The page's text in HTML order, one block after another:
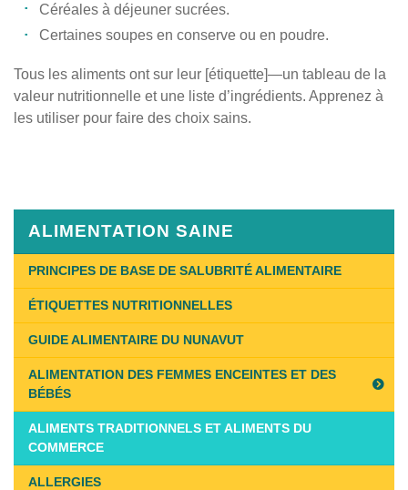
Céréales à déjeuner sucrées.
Certaines soupes en conserve ou en poudre.
Tous les aliments ont sur leur [étiquette]—un tableau de la
valeur nutritionnelle et une liste d’ingrédients. Apprenez à
les utiliser pour faire des choix sains.
14th,
Last
Updated
on
February
11th,
2019
ALIMENTATION SAINE
PRINCIPES DE BASE DE SALUBRITÉ ALIMENTAIRE
ÉTIQUETTES NUTRITIONNELLES
GUIDE ALIMENTAIRE DU NUNAVUT
ALIMENTATION DES FEMMES ENCEINTES ET DES
BÉBÉS
ALIMENTS TRADITIONNELS ET ALIMENTS DU
COMMERCE
ALLERGIES